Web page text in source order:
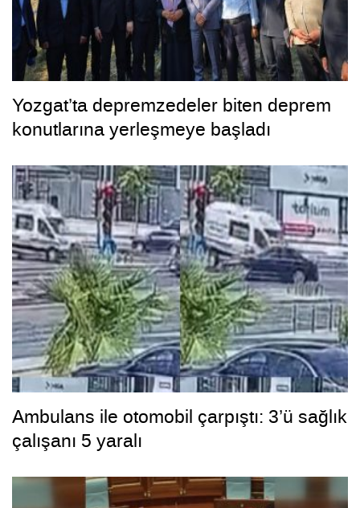
Yozgat’ta depremzedeler biten deprem
konutlarına yerleşmeye başladı
Ambulans ile otomobil çarpıştı: 3’ü sağlık
çalışanı 5 yaralı